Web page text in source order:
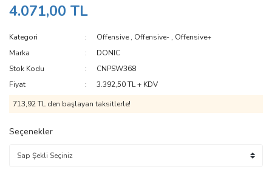
4.071,00 TL
Kategori Offensive , Offensive- , Offensive+
Marka
DONIC
Stok Kodu
CNPSW368
Fiyat
3.392,50 TL + KDV
713,92 TL den başlayan taksitlerle!
Seçenekler